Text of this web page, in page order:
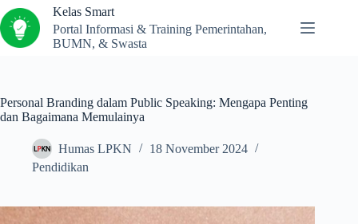
Kelas Smart
Portal Informasi & Training Pemerintahan,
BUMN, & Swasta
Personal Branding dalam Public Speaking: Mengapa Penting
dan Bagaimana Memulainya
Humas LPKN
18 November 2024
Pendidikan